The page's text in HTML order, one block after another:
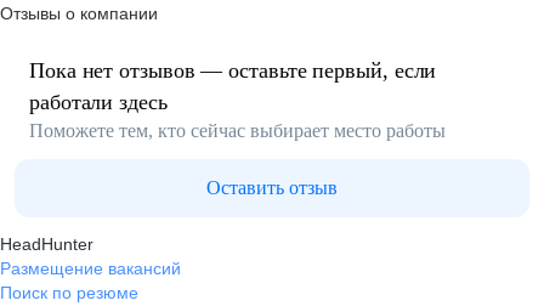
Отзывы о компании
Пока нет отзывов — оставьте первый, если
работали здесь
Поможете тем, кто сейчас выбирает место работы
Оставить отзыв
HeadHunter
Размещение вакансий
Поиск по резюме